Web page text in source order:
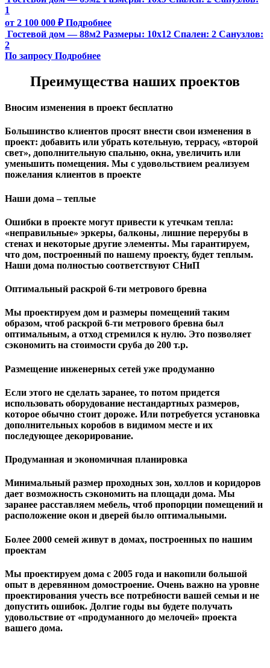
1
от 2 100 000 ₽ Подробнее
Гостевой дом — 88м2 Размеры: 10х12 Спален: 2 Санузлов:
2
По запросу Подробнее
Преимущества наших проектов
Вносим изменения в проект бесплатно
Большинство клиентов просят внести свои изменения в
проект: добавить или убрать котельную, террасу, «второй
свет», дополнительную спальню, окна, увеличить или
уменьшить помещения. Мы с удовольствием реализуем
пожелания клиентов в проекте
Наши дома – теплые
Ошибки в проекте могут привести к утечкам тепла:
«неправильные» эркеры, балконы, лишние перерубы в
стенах и некоторые другие элементы. Мы гарантируем,
чтo дом, построенный по нашему проекту, будет теплым.
Наши дома полностью соответствуют СНиП
Оптимальный раскрой 6-ти метрового бревна
Мы проектируем дом и размеры помещений таким
образом, чтоб раскрой 6-ти метрового бревна был
оптимальным, а отход стремился к нулю. Это позволяет
сэкономить на стоимости сруба до 200 т.р.
Размещение инженерных сетей уже продуманно
Если этого не сделать заранее, то потом придется
использовать оборудование нестандартных размеров,
которое обычно стоит дороже. Или потребуется установка
дополнительных коробов в видимом месте и их
последующее декорирование.
Продуманная и экономичная планировка
Минимальный размер проходных зон, холлов и коридоров
дает возможность сэкономить на площади дома. Мы
заранее расставляем мебель, чтоб пропорции помещений и
расположение окон и дверей было оптимальными.
Более 2000 семей живут в домах, построенных по нашим
проектам
Мы проектируем дома с 2005 года и накопили большой
опыт в деревянном домостроение. Очень важно на уровне
проектирования учесть все потребности вашей семьи и не
допустить ошибок. Долгие годы вы будете получать
удовольствие от «продуманного до мелочей» проекта
вашего дома.